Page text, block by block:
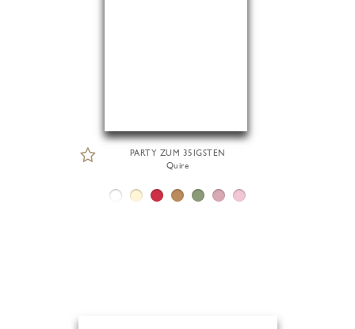
PARTY ZUM 35IGSTEN
Quire